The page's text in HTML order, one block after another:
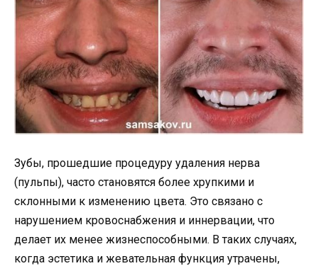
Зубы, прошедшие процедуру удаления нерва
(пульпы), часто становятся более хрупкими и
склонными к изменению цвета. Это связано с
нарушением кровоснабжения и иннервации, что
делает их менее жизнеспособными. В таких случаях,
когда эстетика и жевательная функция утрачены,